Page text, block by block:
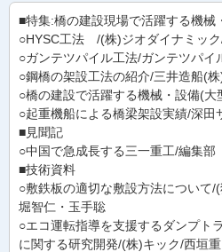
■特集:橋の建設現場で活躍する機械
○HYSC工法 /(株)ジオダイナミッ
○ガンテツパイル工法/ガンテツパイ
○鋼橋の架設工法の紹介/三井造船(
○橋の建設で活躍する機械・設備(
○起重機船による橋梁架設実績/深田
■見聞記
○中国で急成長する三一重工/編集部
■技術資料
○敷鉄板の適切な敷設方法について
堀智仁・玉手聡
○エコ運転指導を支援するダンプト
に関する研究開発/(株)キック/西垣